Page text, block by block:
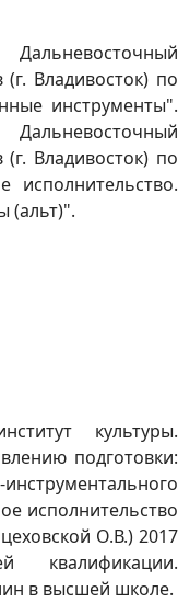
(г. Владивосток) по
инструменты".
(г. Владивосток) по
исполнительство.
(альт)".
культуры.
подготовки:
исполнительство
О.В.) 2017
квалификации.
в высшей школе.